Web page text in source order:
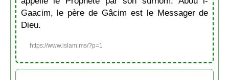
Gaacim, le père de Gâcim est le Messager de
Dieu.
https://www.islam.ms/?p=1